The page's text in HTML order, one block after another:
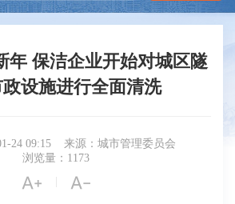
年 保洁企业开始对城区隧
设施进行全面清洗
24 09:15
来源：城市管理委员会
浏览量：1173
 | 